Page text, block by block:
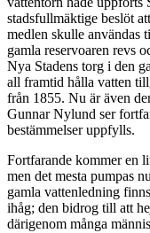
stadsfullmäktige beslöt
medlen skulle användas
gamla reservoaren revs
Nya Stadens torg i den
all framtid hålla vatten
från 1855. Nu är även
Gunnar Nylund ser
bestämmelser uppfylls.
Fortfarande kommer en
men det mesta pumpas
gamla vattenledning
ihåg; den bidrog till att
därigenom många